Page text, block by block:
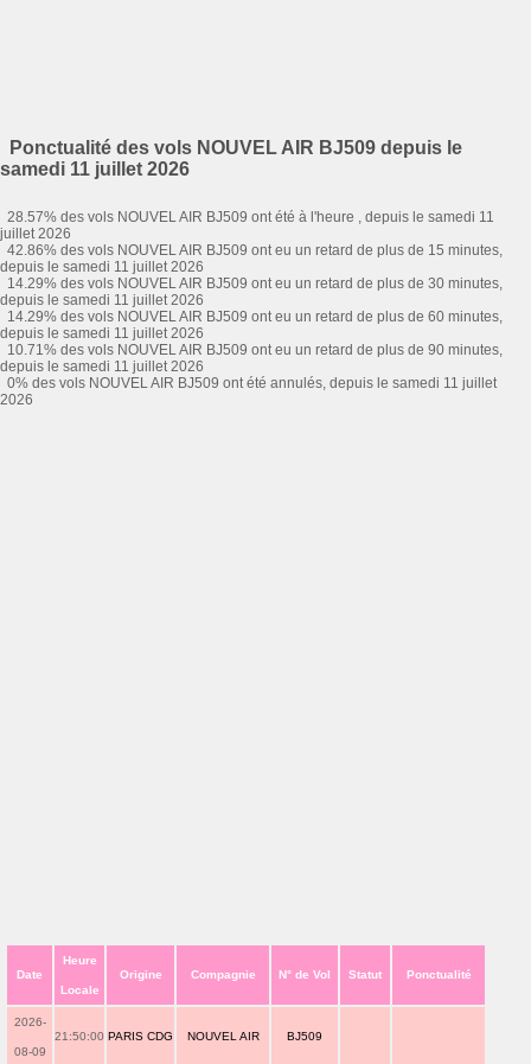
Ponctualité des vols NOUVEL AIR BJ509 depuis le
samedi 11 juillet 2026
28.57% des vols NOUVEL AIR BJ509 ont été à l'heure , depuis le samedi 11
juillet 2026
42.86% des vols NOUVEL AIR BJ509 ont eu un retard de plus de 15 minutes,
depuis le samedi 11 juillet 2026
14.29% des vols NOUVEL AIR BJ509 ont eu un retard de plus de 30 minutes,
depuis le samedi 11 juillet 2026
14.29% des vols NOUVEL AIR BJ509 ont eu un retard de plus de 60 minutes,
depuis le samedi 11 juillet 2026
10.71% des vols NOUVEL AIR BJ509 ont eu un retard de plus de 90 minutes,
depuis le samedi 11 juillet 2026
0% des vols NOUVEL AIR BJ509 ont été annulés, depuis le samedi 11 juillet
2026
Date
Heure
Locale
Origine Compagnie N° de Vol Statut Ponctualité
2026-
08-09
21:50:00 PARIS CDG NOUVEL AIR BJ509